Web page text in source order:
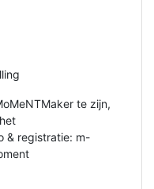
te zijn,
& registratie: m-